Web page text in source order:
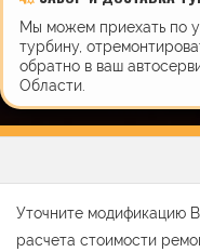
Мы можем приехать по
турбину,
обратно в ваш
Области.
Уточните модификацию
расчета стоимости